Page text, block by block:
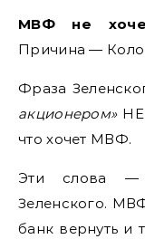
МВФ не
Причина —
Фраза
акционером»НЕ
что хочет МВФ.
Эти слова —
Зеленского.
банк вернуть и